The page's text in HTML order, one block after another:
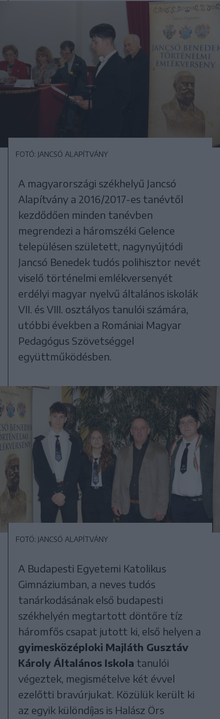
FOTÓ: JANCSÓ ALAPÍTVÁNY
A magyarországi székhelyű Jancsó
Alapítvány a 2016/2017-es tanévtől
kezdődően minden tanévben
megrendezi a háromszéki Gelence
településen született, nagynyújtódi
Jancsó Benedek tudós polihisztor nevét
viselő történelmi emlékversenyét
erdélyi magyar nyelvű általános iskolák
VII. és VIII. osztályos tanulói számára,
utóbbi években a Romániai Magyar
Pedagógus Szövetséggel
együttműködésben.
FOTÓ: JANCSÓ ALAPÍTVÁNY
A Budapesti Egyetemi Katolikus
Gimnáziumban, a neves tudós
tanárkodásának első budapesti
székhelyén megtartott döntőre tíz
háromfős csapat jutott ki, első helyen a
gyimesközéploki Majláth Gusztáv
Károly Általános Iskola tanulói
végeztek, megismételve két évvel
ezelőtti bravúrjukat. Közülük került ki
az egyik különdíjas is Halász Örs